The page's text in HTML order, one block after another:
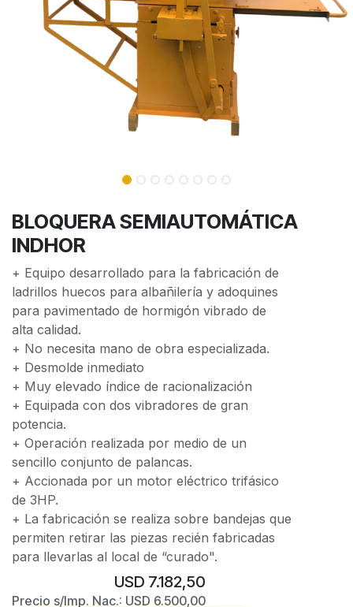
BLOQUERA SEMIAUTOMÁTICA
INDHOR
+ Equipo desarrollado para la fabricación de
ladrillos huecos para albañilería y adoquines
para pavimentado de hormigón vibrado de
alta calidad.
+ No necesita mano de obra especializada.
+ Desmolde inmediato
+ Muy elevado índice de racionalización
+ Equipada con dos vibradores de gran
potencia.
+ Operación realizada por medio de un
sencillo conjunto de palancas.
+ Accionada por un motor eléctrico trifásico
de 3HP.
+ La fabricación se realiza sobre bandejas que
permiten retirar las piezas recién fabricadas
para llevarlas al local de “curado".
USD 7.182,50
Precio s/Imp. Nac.: USD 6.500,00